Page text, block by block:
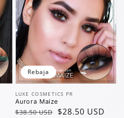
Vendedor:
LUXE COSMETICS PR
Aurora Maize
Precio
$38.50 USD
Precio
$28.50 USD
Rebaja